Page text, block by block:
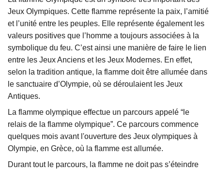
Jeux Olympiques. Cette flamme représente la paix, l’amitié
et l’unité entre les peuples. Elle représente également les
valeurs positives que l’homme a toujours associées à la
symbolique du feu. C’est ainsi une manière de faire le lien
entre les Jeux Anciens et les Jeux Modernes. En effet,
selon la tradition antique, la flamme doit être allumée dans
le sanctuaire d’Olympie, où se déroulaient les Jeux
Antiques.
La flamme olympique effectue un parcours appelé “le
relais de la flamme olympique”. Ce parcours commence
quelques mois avant l'ouverture des Jeux olympiques à
Olympie, en Grèce, où la flamme est allumée.
Durant tout le parcours, la flamme ne doit pas s’éteindre